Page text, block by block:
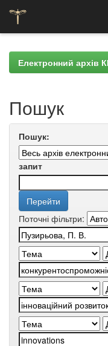
navigationЕлектронний архів
Пошук
Пошук:
запит
Поточні фільтри: